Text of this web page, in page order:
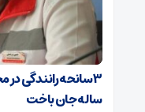
ساله جان باخت